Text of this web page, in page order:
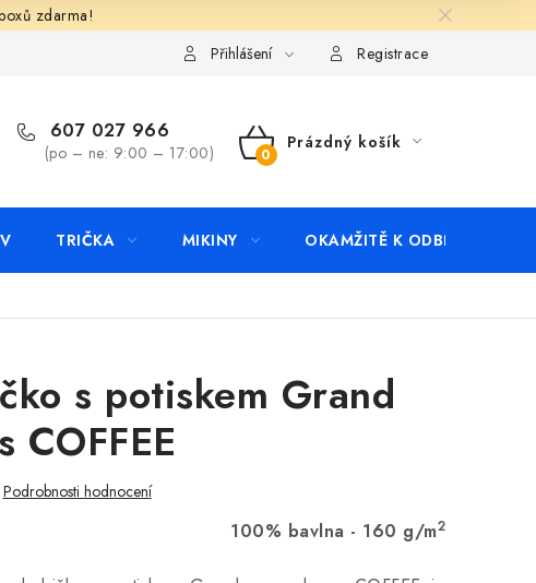
zdarma!
KontaktyPřihlášení Registrace
607 027 966
(po – ne: 9:00 – 17:00)
NÁKUPNÍ
Prázdný košík
TRIČKA MIKINY OKAMŽITĚ K ODBĚRU
s potiskem Grand
COFFEE
Podrobnosti hodnocení
100% bavlna - 160 g/m2